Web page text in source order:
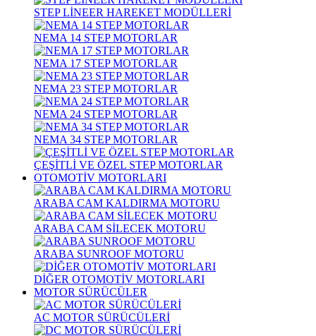
STEP LİNEER HAREKET MODÜLLERİ
NEMA 14 STEP MOTORLAR
NEMA 17 STEP MOTORLAR
NEMA 23 STEP MOTORLAR
NEMA 24 STEP MOTORLAR
NEMA 34 STEP MOTORLAR
ÇEŞİTLİ VE ÖZEL STEP MOTORLAR
OTOMOTİV MOTORLARI
ARABA CAM KALDIRMA MOTORU
ARABA CAM SİLECEK MOTORU
ARABA SUNROOF MOTORU
DİĞER OTOMOTİV MOTORLARI
MOTOR SÜRÜCÜLER
AC MOTOR SÜRÜCÜLERİ